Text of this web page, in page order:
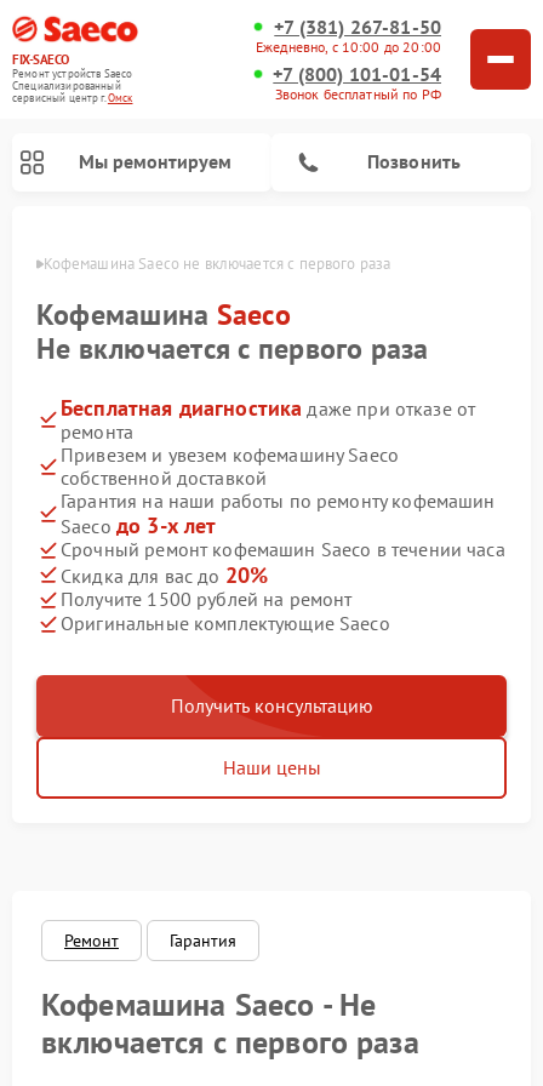
FIX-SAECO
Ремонт устройств Saeco
Специализированный
cервисный центр г.Омск
+7 (381) 267-81-50
Ежедневно, с 10:00 до 20:00
+7 (800) 101-01-54
Звонок бесплатный по РФ
Мы ремонтируем Позвонить
Кофемашина Saeco не включается с первого раза
Кофемашина Saeco
Не включается с первого раза
Бесплатная диагностика даже при отказе от
ремонта
Привезем и увезем кофемашину Saeco
собственной доставкой
Гарантия на наши работы по ремонту кофемашин
Saeco до 3-х лет
Срочный ремонт кофемашин Saeco в течении часа
Скидка для вас до 20%
Получите 1500 рублей на ремонт
Оригинальные комплектующие Saeco
Получить консультацию
Наши цены
Ремонт Гарантия
Кофемашина Saeco - Не
включается с первого раза